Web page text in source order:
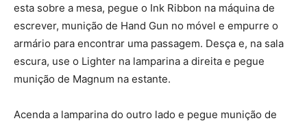
esta sobre a mesa, pegue o Ink Ribbon na máquina de
escrever, munição de Hand Gun no móvel e empurre o
armário para encontrar uma passagem. Desça e, na sala
escura, use o Lighter na lamparina a direita e pegue
munição de Magnum na estante.
Acenda a lamparina do outro lado e pegue munição de